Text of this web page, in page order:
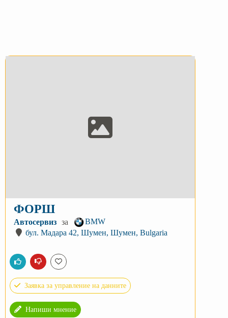
ФОРШ
Автосервиз за
BMW
бул. Мадара 42, Шумен, Шумен, Bulgaria
Заявка за управление на данните
Напиши мнение